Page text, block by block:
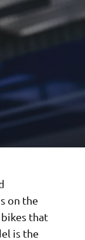
on the
that
is the